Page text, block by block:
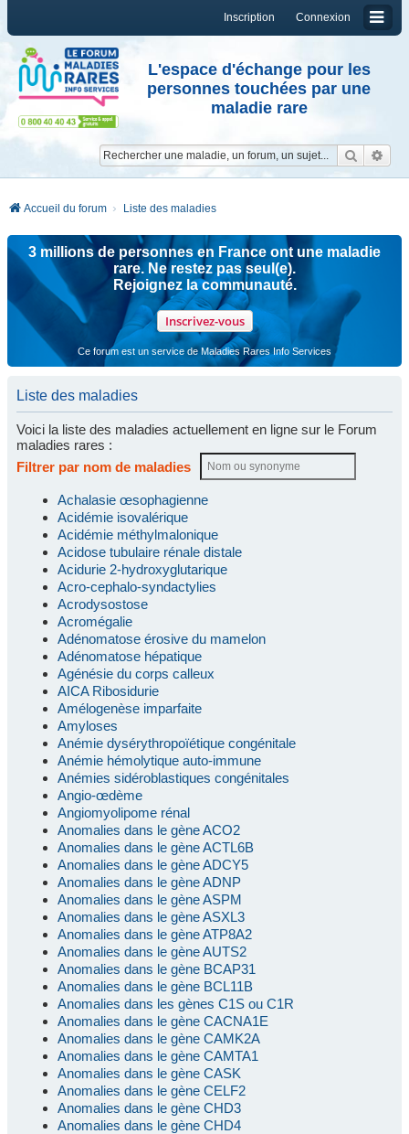
Connexion
Inscription
L'espace d'échange pour les
personnes touchées par une
maladie rare
Accueil du forum Liste des maladies
3 millions de personnes en France ont une maladie
rare. Ne restez pas seul(e).
Rejoignez la communauté.
Inscrivez-vous
Ce forum est un service de Maladies Rares Info Services
Liste des maladies
Voici la liste des maladies actuellement en ligne sur le Forum
maladies rares :
Filtrer par nom de maladies
Achalasie œsophagienne
Acidémie isovalérique
Acidémie méthylmalonique
Acidose tubulaire rénale distale
Acidurie 2-hydroxyglutarique
Acro-cephalo-syndactylies
Acrodysostose
Acromégalie
Adénomatose érosive du mamelon
Adénomatose hépatique
Agénésie du corps calleux
AICA Ribosidurie
Amélogenèse imparfaite
Amyloses
Anémie dysérythropoïétique congénitale
Anémie hémolytique auto-immune
Anémies sidéroblastiques congénitales
Angio-œdème
Angiomyolipome rénal
Anomalies dans le gène ACO2
Anomalies dans le gène ACTL6B
Anomalies dans le gène ADCY5
Anomalies dans le gène ADNP
Anomalies dans le gène ASPM
Anomalies dans le gène ASXL3
Anomalies dans le gène ATP8A2
Anomalies dans le gène AUTS2
Anomalies dans le gène BCAP31
Anomalies dans le gène BCL11B
Anomalies dans les gènes C1S ou C1R
Anomalies dans le gène CACNA1E
Anomalies dans le gène CAMK2A
Anomalies dans le gène CAMTA1
Anomalies dans le gène CASK
Anomalies dans le gène CELF2
Anomalies dans le gène CHD3
Anomalies dans le gène CHD4